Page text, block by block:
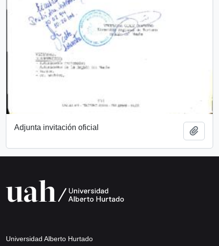
Adjunta invitación oficial
Universidad Alberto Hurtado